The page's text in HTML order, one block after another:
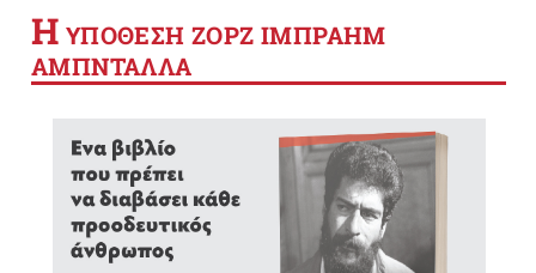
Η YΠΟΘΕΣΗ ΖΟΡΖ ΙΜΠΡΑΗΜ
ΑΜΠΝΤΑΛΛΑ